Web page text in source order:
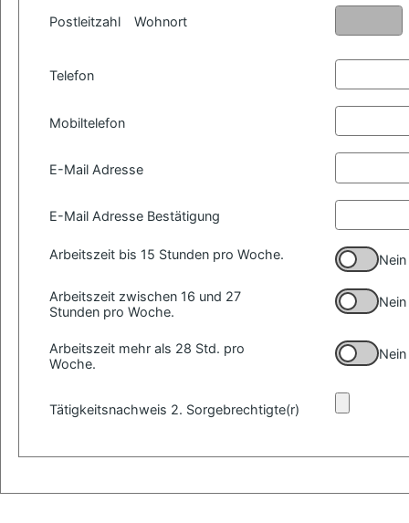
Postleitzahl Wohnort
Telefon
Mobiltelefon
E-Mail Adresse
E-Mail Adresse Bestätigung
Arbeitszeit bis 15 Stunden pro Woche. Nein
Arbeitszeit zwischen 16 und 27
Stunden pro Woche.
Nein
Arbeitszeit mehr als 28 Std. pro
Woche.
Nein
Tätigkeitsnachweis 2. Sorgebrechtigte(r)